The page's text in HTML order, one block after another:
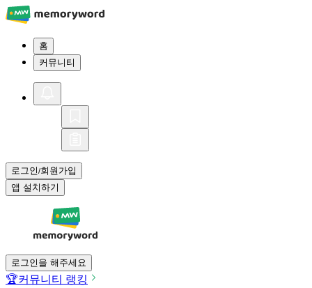
홈
커뮤니티
로그인/회원가입
앱 설치하기
로그인을 해주세요
🏆커뮤니티 랭킹